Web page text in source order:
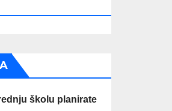
školu planirate